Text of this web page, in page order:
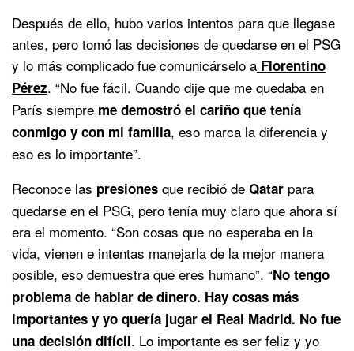
Después de ello, hubo varios intentos para que llegase
antes, pero tomó las decisiones de quedarse en el PSG
y lo más complicado fue comunicárselo a Florentino
Pérez. “No fue fácil. Cuando dije que me quedaba en
París siempre me demostró el cariño que tenía
conmigo y con mi familia, eso marca la diferencia y
eso es lo importante”.
Reconoce las presiones que recibió de Qatar para
quedarse en el PSG, pero tenía muy claro que ahora sí
era el momento. “Son cosas que no esperaba en la
vida, vienen e intentas manejarla de la mejor manera
posible, eso demuestra que eres humano”. “No tengo
problema de hablar de dinero. Hay cosas más
importantes y yo quería jugar el Real Madrid. No fue
una decisión difícil. Lo importante es ser feliz y yo